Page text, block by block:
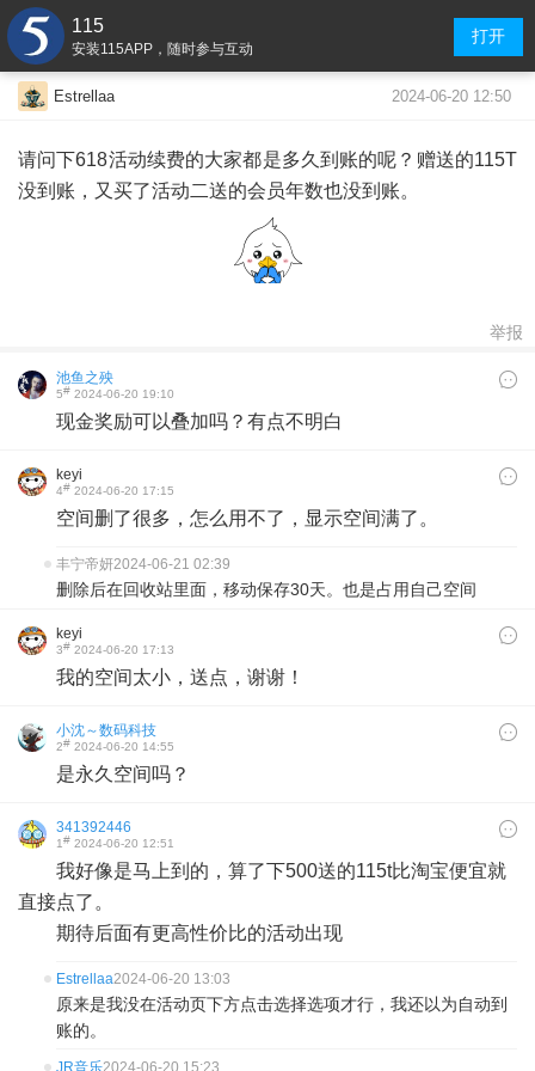
115
安装115APP，随时参与互动
打开
Estrellaa 2024-06-20 12:50
请问下618活动续费的大家都是多久到账的呢？赠送的115T
没到账，又买了活动二送的会员年数也没到账。
举报
池鱼之殃
5# 2024-06-20 19:10
现金奖励可以叠加吗？有点不明白
keyi
4# 2024-06-20 17:15
空间删了很多，怎么用不了，显示空间满了。
丰宁帝妍2024-06-21 02:39
删除后在回收站里面，移动保存30天。也是占用自己空间
keyi
3# 2024-06-20 17:13
我的空间太小，送点，谢谢！
小沈～数码科技
2# 2024-06-20 14:55
是永久空间吗？
341392446
1# 2024-06-20 12:51
我好像是马上到的，算了下500送的115t比淘宝便宜就
直接点了。
期待后面有更高性价比的活动出现
Estrellaa2024-06-20 13:03
原来是我没在活动页下方点击选择选项才行，我还以为自动到
账的。
JR音乐2024-06-20 15:23